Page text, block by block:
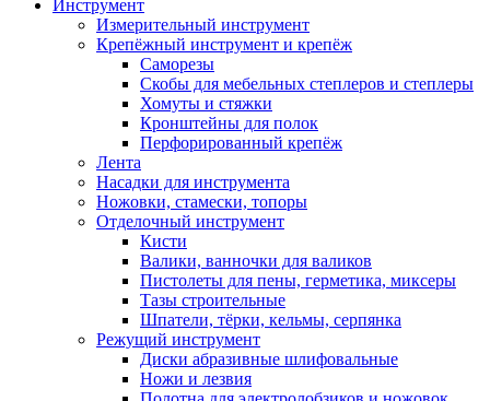
Инструмент
Измерительный инструмент
Крепёжный инструмент и крепёж
Саморезы
Скобы для мебельных степлеров и степлеры
Хомуты и стяжки
Кронштейны для полок
Перфорированный крепёж
Лента
Насадки для инструмента
Ножовки, стамески, топоры
Отделочный инструмент
Кисти
Валики, ванночки для валиков
Пистолеты для пены, герметика, миксеры
Тазы строительные
Шпатели, тёрки, кельмы, серпянка
Режущий инструмент
Диски абразивные шлифовальные
Ножи и лезвия